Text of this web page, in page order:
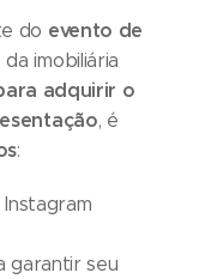
do evento de
imobiliária
adquirir o
, é
:
garantir seu